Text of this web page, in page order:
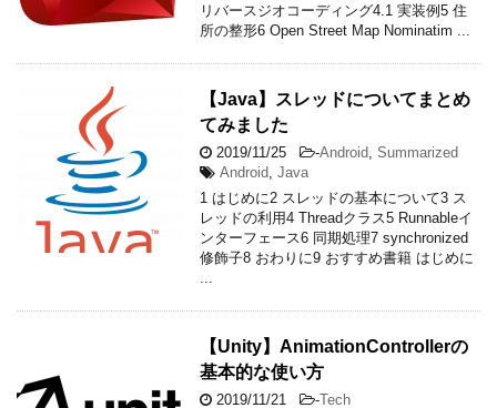
リバースジオコーディング4.1 実装例5 住
所の整形6 Open Street Map Nominatim ...
【Java】スレッドについてまとめ
てみました
2019/11/25 -Android Summarized
Android Java
1 はじめに2 スレッドの基本について3 ス
レッドの利用4 Threadクラス5 Runnableイ
ンターフェース6 同期処理7 synchronized
修飾子8 おわりに9 おすすめ書籍 はじめに
【Unity】AnimationControllerの
基本的な使い方
2019/11/21 -Tech